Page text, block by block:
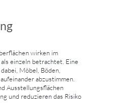
wirken im
einzeln betrachtet. Eine
Möbel, Böden,
abzustimmen.
Ausstellungsflächen
und reduzieren das Risiko